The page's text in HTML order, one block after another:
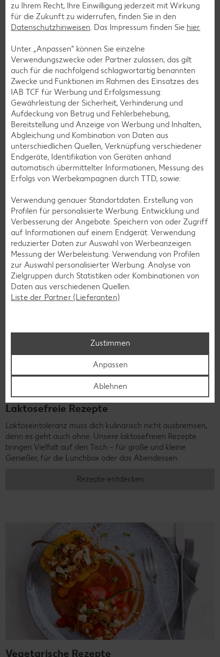
Glutenfreie Rezepte
Wer auf Gluten verzichtet, muss nicht automatisch auf
mit unseren glutenfreien Rezepten zauberst du dir Gerichte,
die nicht nur verträglich, sondern auch richtig lecker sind.
Rezepte entdecken
Laktosefreie Rezepte
Laktoseintoleranz muss dich kulinarisch nicht ausbremsen,
denn es geht auch ohne. Unsere laktosefreien Rezepte
bringen Vielfalt auf den Tisch – für große und kleine
Genießer, für die Lunchbox oder das Abendessen.
Rezepte entdecken
Vegetarische Rezepte
zu Ihrem Recht, Ihre Einwilligung jederzeit mit Wirkung
für die Zukunft zu widerrufen, finden Sie in den
Datenschutzhinweisen . Das Impressum finden Sie hier.
Unter „Anpassen“ können Sie einzelne
Verwendungszwecke oder Partner zulassen; das gilt
auch für die nachfolgend schlagwortartig benannten
Zwecke und Funktionen im Rahmen des Einsatzes des
IAB TCF für Werbung und Erfolgsmessung:
Gewährleistung der Sicherheit, Verhinderung und
Aufdeckung von Betrug und Fehlerbehebung,
Bereitstellung und Anzeige von Werbung und Inhalten,
Abgleichung und Kombination von Daten aus
unterschiedlichen Quellen, Verknüpfung verschiedener
Endgeräte, Identifikation von Geräten anhand
automatisch übermittelter Informationen, Messung des
Erfolgs von Werbekampagnen durch TTD, sowie:
Verwendung genauer Standortdaten. Erstellung von
Profilen für personalisierte Werbung. Entwicklung und
Verbesserung der Angebote. Speichern von oder Zugriff
auf Informationen auf einem Endgerät. Verwendung
reduzierter Daten zur Auswahl von Werbeanzeigen.
Messung der Werbeleistung. Verwendung von Profilen
zur Auswahl personalisierter Werbung. Analyse von
Zielgruppen durch Statistiken oder Kombinationen von
Daten aus verschiedenen Quellen.
Liste der Partner (Lieferanten)
Zustimmen
Anpassen
Ablehnen